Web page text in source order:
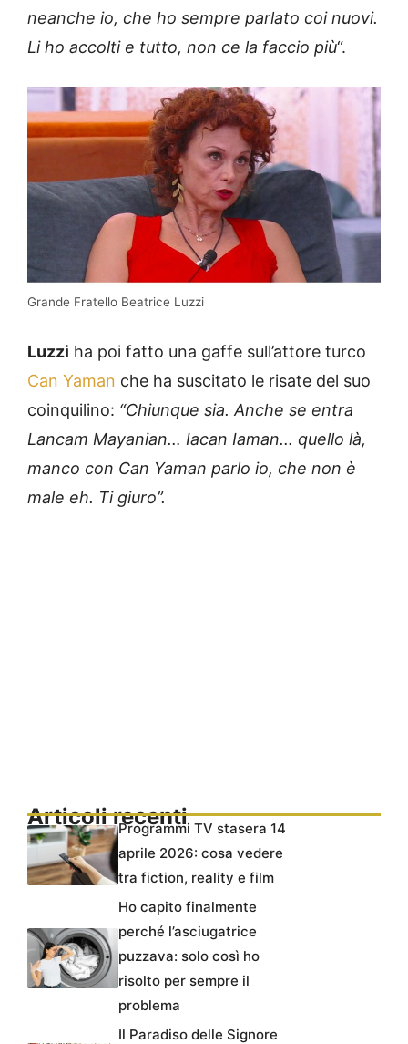
neanche io, che ho sempre parlato coi nuovi.
Li ho accolti e tutto, non ce la faccio più“.
Grande Fratello Beatrice Luzzi
Luzzi ha poi fatto una gaffe sull’attore turco
Can Yaman che ha suscitato le risate del suo
coinquilino: “Chiunque sia. Anche se entra
Lancam Mayanian… Iacan Iaman… quello là,
manco con Can Yaman parlo io, che non è
male eh. Ti giuro”.
Articoli recentiProgrammi TV stasera 14
aprile 2026: cosa vedere
tra fiction, reality e film
Ho capito finalmente
perché l’asciugatrice
puzzava: solo così ho
risolto per sempre il
problema
Il Paradiso delle Signore